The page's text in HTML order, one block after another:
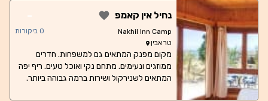
נחיל אין קאמפ
Nakhil Inn Camp
טראבין
-
0 ביקורות
מקום מפנק המתאים גם למשפחות. חדרים
ממוזגים ונעימים. מתחם נקי ואוכל טעים. ריף יפה
המתאים לשנירקול ושירות ברמה גבוהה ביותר.